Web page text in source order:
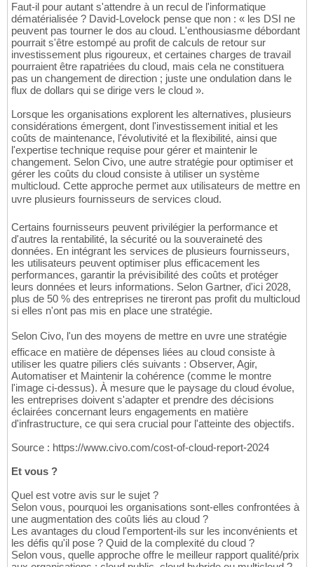
Faut-il pour autant s'attendre à un recul de l'informatique
dématérialisée ? David-Lovelock pense que non : « les DSI ne
peuvent pas tourner le dos au cloud. L'enthousiasme débordant
pourrait s'être estompé au profit de calculs de retour sur
investissement plus rigoureux, et certaines charges de travail
pourraient être rapatriées du cloud, mais cela ne constituera
pas un changement de direction ; juste une ondulation dans le
flux de dollars qui se dirige vers le cloud ».
Lorsque les organisations explorent les alternatives, plusieurs
considérations émergent, dont l'investissement initial et les
coûts de maintenance, l'évolutivité et la flexibilité, ainsi que
l'expertise technique requise pour gérer et maintenir le
changement. Selon Civo, une autre stratégie pour optimiser et
gérer les coûts du cloud consiste à utiliser un système
multicloud. Cette approche permet aux utilisateurs de mettre en
uvre plusieurs fournisseurs de services cloud.
Certains fournisseurs peuvent privilégier la performance et
d'autres la rentabilité, la sécurité ou la souveraineté des
données. En intégrant les services de plusieurs fournisseurs,
les utilisateurs peuvent optimiser plus efficacement les
performances, garantir la prévisibilité des coûts et protéger
leurs données et leurs informations. Selon Gartner, d'ici 2028,
plus de 50 % des entreprises ne tireront pas profit du multicloud
si elles n'ont pas mis en place une stratégie.
Selon Civo, l'un des moyens de mettre en uvre une stratégie
efficace en matière de dépenses liées au cloud consiste à
utiliser les quatre piliers clés suivants : Observer, Agir,
Automatiser et Maintenir la cohérence (comme le montre
l'image ci-dessus). À mesure que le paysage du cloud évolue,
les entreprises doivent s'adapter et prendre des décisions
éclairées concernant leurs engagements en matière
d'infrastructure, ce qui sera crucial pour l'atteinte des objectifs.
Source : https://www.civo.com/cost-of-cloud-report-2024
Et vous ?
Quel est votre avis sur le sujet ?
Selon vous, pourquoi les organisations sont-elles confrontées à
une augmentation des coûts liés au cloud ?
Les avantages du cloud l'emportent-ils sur les inconvénients et
les défis qu'il pose ? Quid de la complexité du cloud ?
Selon vous, quelle approche offre le meilleur rapport qualité/prix